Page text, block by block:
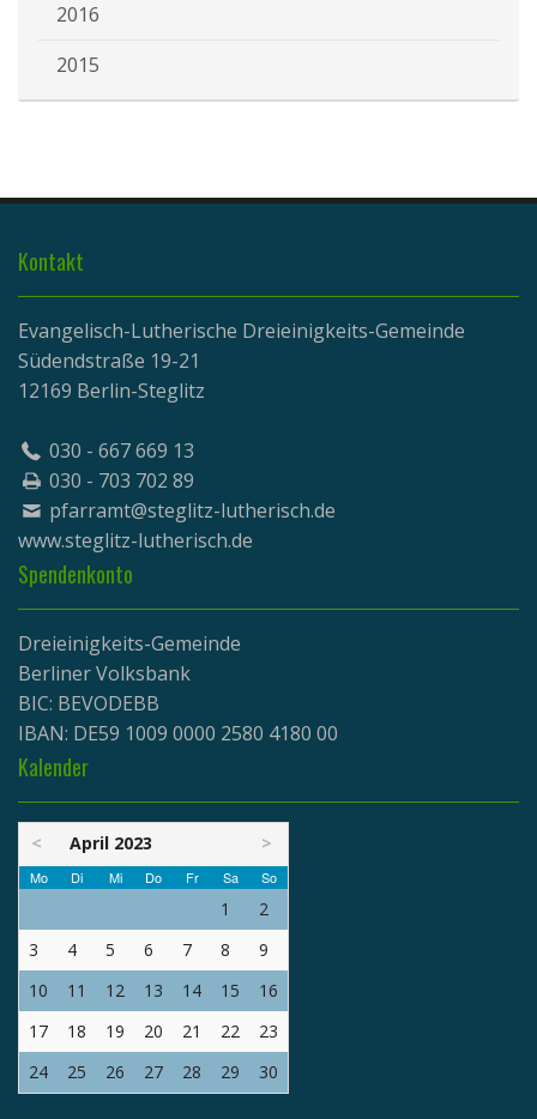
2016
2015
Kontakt
Evangelisch-Lutherische Dreieinigkeits-Gemeinde
Südendstraße 19-21
12169 Berlin-Steglitz
030 - 667 669 13
030 - 703 702 89
pfarramt@steglitz-lutherisch.de
www.steglitz-lutherisch.de
Spendenkonto
Dreieinigkeits-Gemeinde
Berliner Volksbank
BIC: BEVODEBB
IBAN: DE59 1009 0000 2580 4180 00
Kalender
< April 2023 >
Mo Di Mi Do Fr Sa So
1
2
3
4 5 6 7 8
9
10
11 12 13 14 15
16
17
18 19 20 21 22
23
24
25 26 27 28 29 30